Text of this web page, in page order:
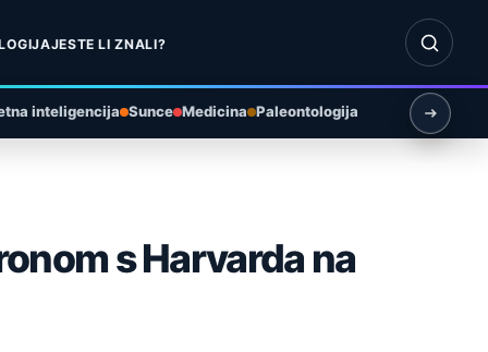
JESTE LI ZNALI?
Otvori
inteligencija Sunce Medicina Paleontologija
s Harvarda na